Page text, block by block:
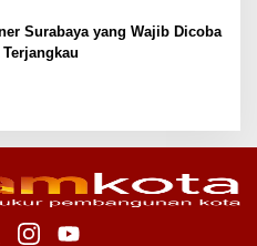
Surabaya yang Wajib Dicoba